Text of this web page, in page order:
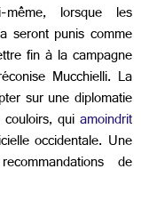
lorsque les
seront punis comme
fin à la campagne
Mucchielli. La
sur une diplomatie
couloirs, quiamoindrit
occidentale. Une
de